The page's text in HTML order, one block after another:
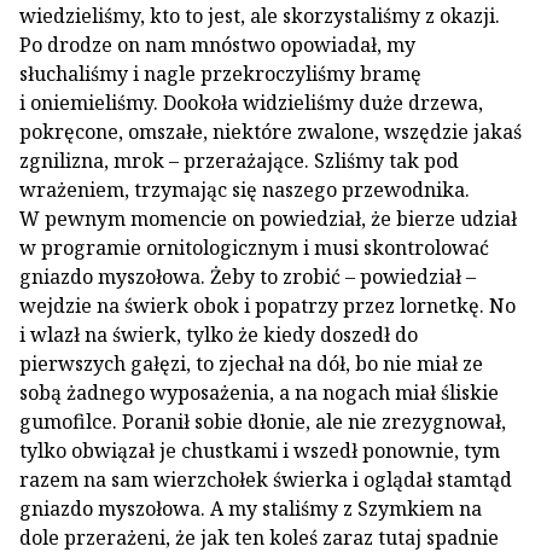
wiedzieliśmy, kto to jest, ale skorzystaliśmy z okazji.
Po drodze on nam mnóstwo opowiadał, my
słuchaliśmy i nagle przekroczyliśmy bramę
i oniemieliśmy. Dookoła widzieliśmy duże drzewa,
pokręcone, omszałe, niektóre zwalone, wszędzie jakaś
zgnilizna, mrok – przerażające. Szliśmy tak pod
wrażeniem, trzymając się naszego przewodnika.
W pewnym momencie on powiedział, że bierze udział
w programie ornitologicznym i musi skontrolować
gniazdo myszołowa. Żeby to zrobić – powiedział –
wejdzie na świerk obok i popatrzy przez lornetkę. No
i wlazł na świerk, tylko że kiedy doszedł do
pierwszych gałęzi, to zjechał na dół, bo nie miał ze
sobą żadnego wyposażenia, a na nogach miał śliskie
gumofilce. Poranił sobie dłonie, ale nie zrezygnował,
tylko obwiązał je chustkami i wszedł ponownie, tym
razem na sam wierzchołek świerka i oglądał stamtąd
gniazdo myszołowa. A my staliśmy z Szymkiem na
dole przerażeni, że jak ten koleś zaraz tutaj spadnie